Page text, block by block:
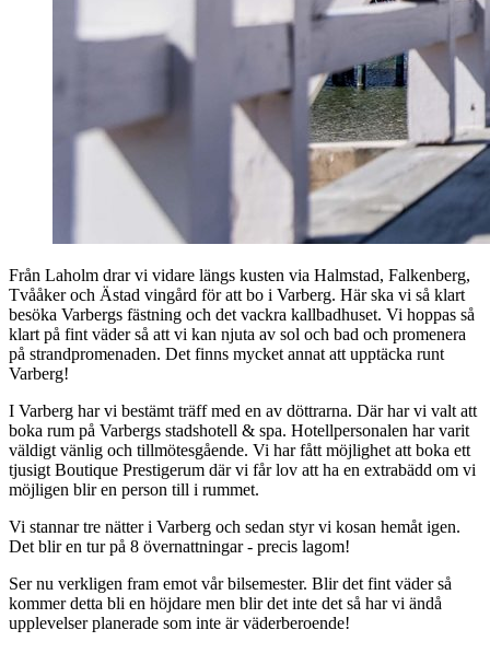
Från Laholm drar vi vidare längs kusten via Halmstad, Falkenberg,
Tvååker och Ästad vingård för att bo i Varberg. Här ska vi så klart
besöka Varbergs fästning och det vackra kallbadhuset. Vi hoppas så
klart på fint väder så att vi kan njuta av sol och bad och promenera
på strandpromenaden. Det finns mycket annat att upptäcka runt
Varberg!
I Varberg har vi bestämt träff med en av döttrarna. Där har vi valt att
boka rum på Varbergs stadshotell & spa. Hotellpersonalen har varit
väldigt vänlig och tillmötesgående. Vi har fått möjlighet att boka ett
tjusigt Boutique Prestigerum där vi får lov att ha en extrabädd om vi
möjligen blir en person till i rummet.
Vi stannar tre nätter i Varberg och sedan styr vi kosan hemåt igen.
Det blir en tur på 8 övernattningar - precis lagom!
Ser nu verkligen fram emot vår bilsemester. Blir det fint väder så
kommer detta bli en höjdare men blir det inte det så har vi ändå
upplevelser planerade som inte är väderberoende!